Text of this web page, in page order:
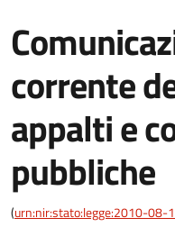
corrente
appalti e
pubbliche
(urn:nir:stato:legge:2010-08-